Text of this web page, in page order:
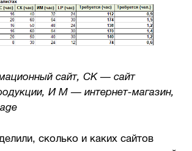
сайт, СК — сайт
И М — интернет-магазин,
сколько и каких сайтов